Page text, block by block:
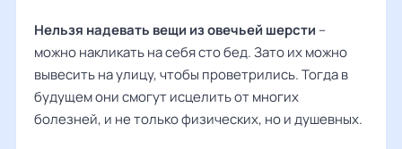
Нельзя надевать вещи из овечьей шерсти –
можно накликать на себя сто бед. Зато их можно
вывесить на улицу, чтобы проветрились. Тогда в
будущем они смогут исцелить от многих
болезней, и не только физических, но и душевных.